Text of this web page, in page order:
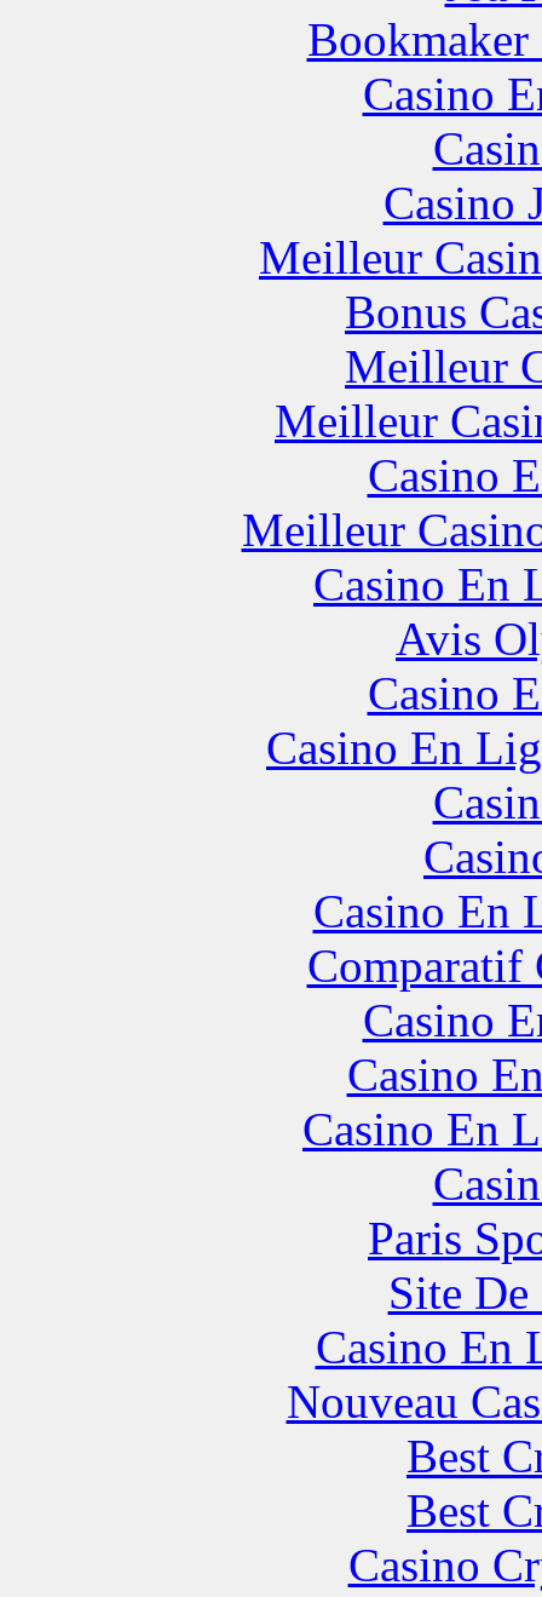
Casino
Casino
Meilleur
Bonus
Meilleur
Meilleur
Casino
Meilleur
Casino En
Avis
Casino
Casino En
Casino En
Comparatif
Casino
Casino
Casino En
Paris
Site
Casino En
Nouveau
Best
Best
Casino